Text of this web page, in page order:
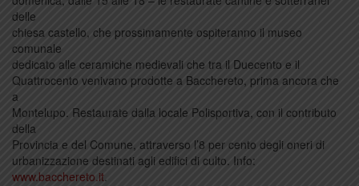
delle
chiesa castello, che prossimamente ospiteranno il museo
comunale
dedicato alle ceramiche medievali che tra il Duecento e il
Quattrocento venivano prodotte a Bacchereto, prima ancora che
a
Montelupo. Restaurate dalla locale Polisportiva, con il contributo
della
Provincia e del Comune, attraverso l’8 per cento degli oneri di
urbanizzazione destinati agli edifici di culto. Info:
www.bacchereto.it.